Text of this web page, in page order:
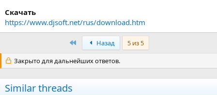
Скачать
https://www.djsoft.net/rus/download.htm
ПервыйНазад 5 из 5
Закрыто для дальнейших ответов.
Similar threads